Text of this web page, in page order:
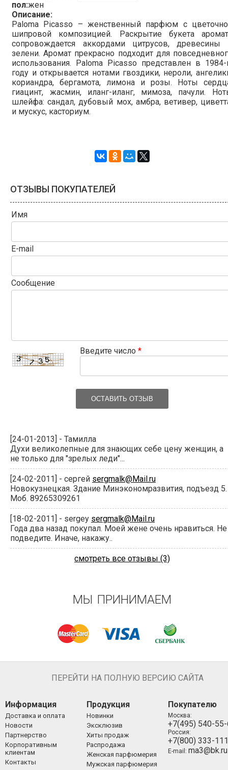
пол:жен
Описание:
Paloma Picasso – женственный парфюм с
шипровой композицией. Раскрытие букета
сопровождается аккордами цитрусов, древесины
зелени. Аромат прекрасно подходит для
использования. Paloma Picasso представлен в
году и открывается нотами гвоздики, нероли,
кориандра, бергамота, лимона и розы. Ноты
гиацинт, жасмин, иланг-иланг, мимоза, пачули.
шлейфа: сандал, дубовый мох, амбра, ветивер,
и мускус, касториум.
ОТЗЫВЫ ПОКУПАТЕЛЕЙ
Имя
E-mail
Сообщение
Введите число *
ОСТАВИТЬ ОТЗЫВ
[24-01-2013] - Тамилла
Духи великолепные для знающих себе цену женщин, а
не только для "зрелых леди"...
[24-02-2011] - сергей sergmalk@Mail.ru
Новокузнецкая. Здание Минэкономразвития, подъезд 5.
Моб. 89265309261
[18-02-2011] - sergey sergmalk@Mail.ru
Года два назад покупал. Моей жене очень нравиться. Не
подведите. Иначе, накажу..
смотреть все отзывы (3)
МЫ ПРИНИМАЕМ
ПЕРЕЙТИ НА ПОЛНУЮ ВЕРСИЮ САЙТА
Информация
Доставка и оплата
Новости
Партнерство
Корпоративным
клиентам
Контакты
Продукция
Новинки
Эксклюзив
Хиты продаж
Распродажа
Женская парфюмерия
Мужская парфюмерия
Покупателю
Москва:
+7(495) 540-
Россия:
+7(800) 333-
E-mail: ma3@bk.ru